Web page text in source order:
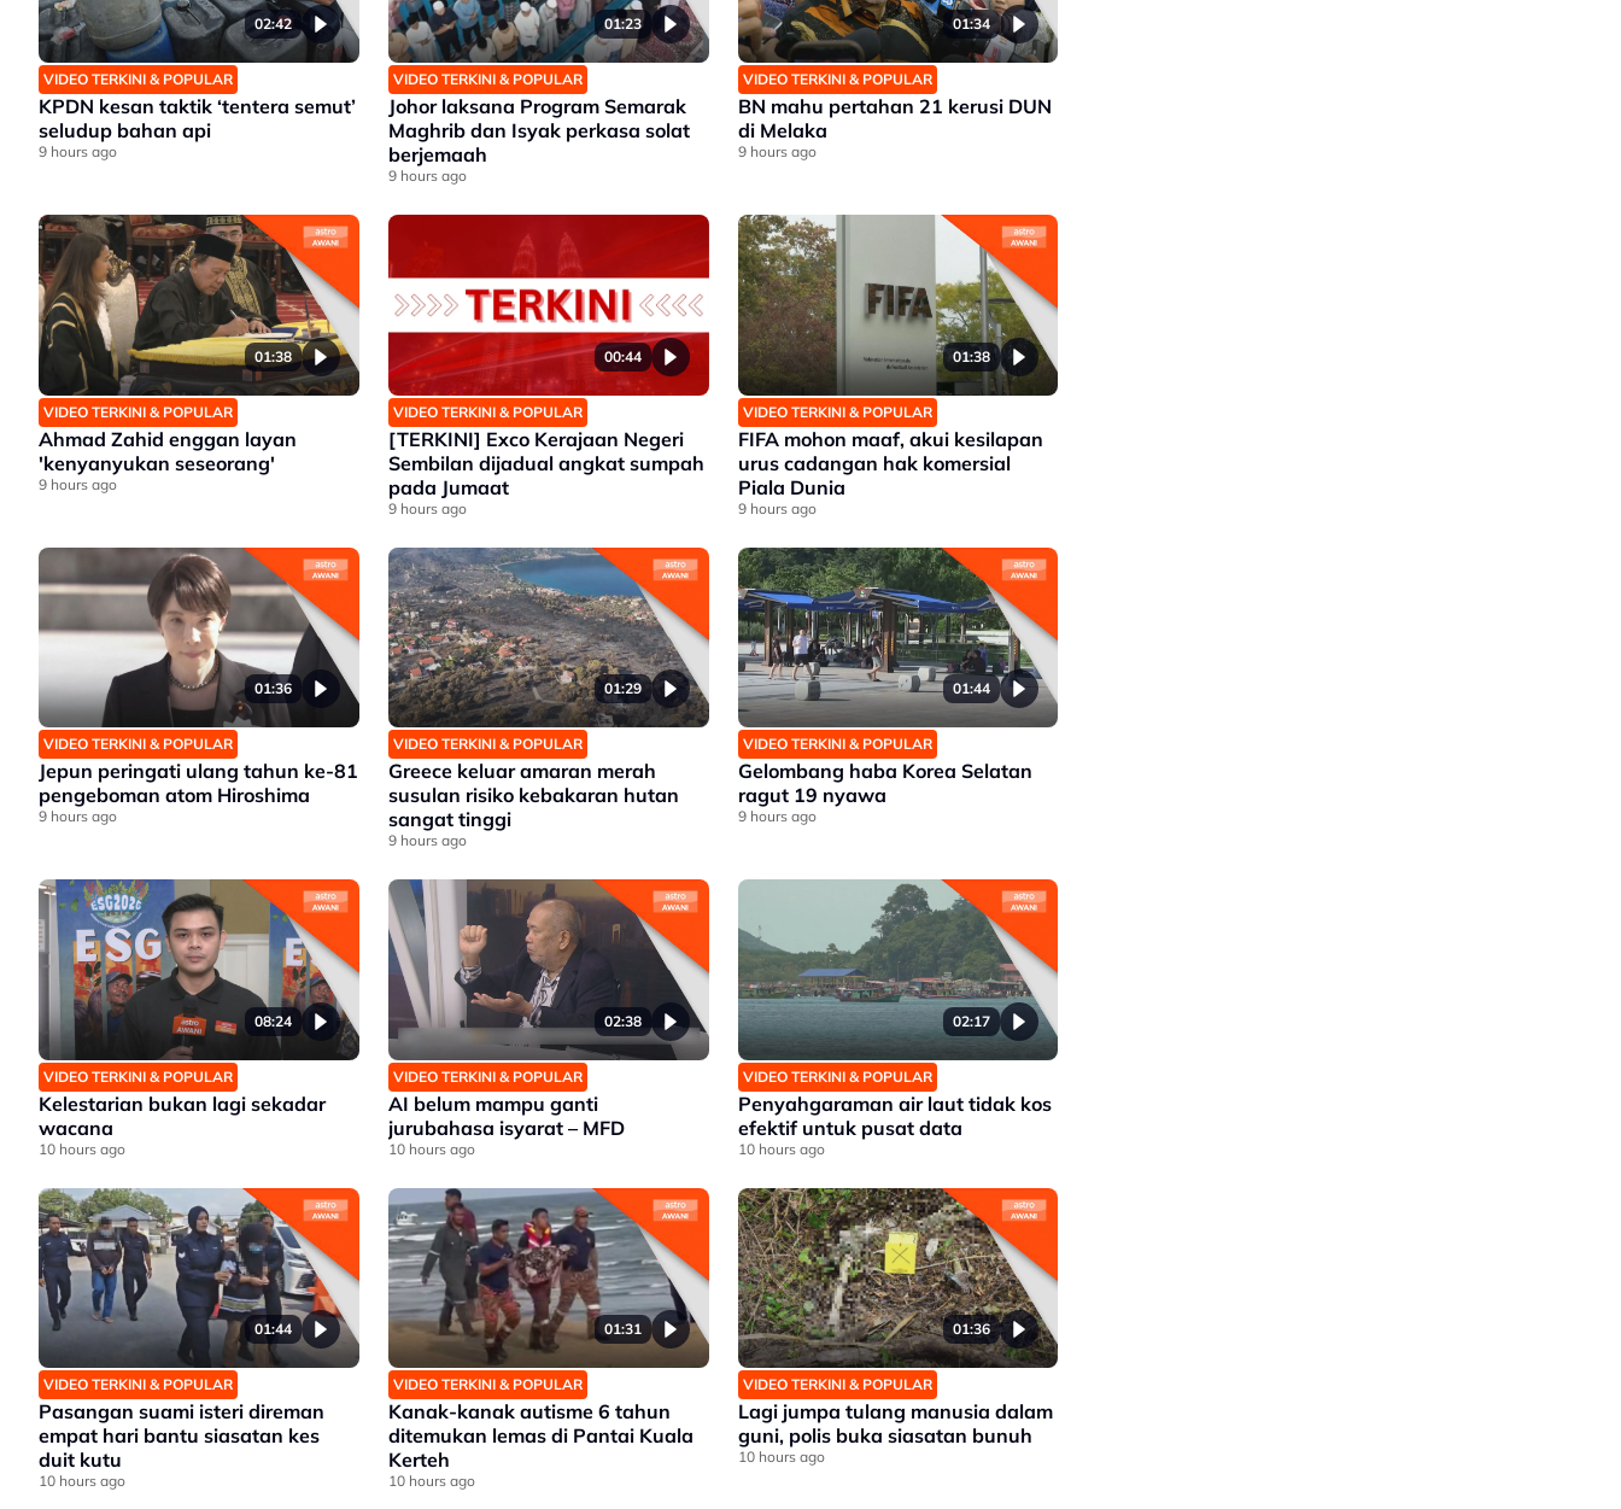
02:42
VIDEO TERKINI & POPULAR
KPDN kesan taktik ‘tentera semut’
seludup bahan api
9 hours ago
01:23
VIDEO TERKINI & POPULAR
Johor laksana Program Semarak
Maghrib dan Isyak perkasa solat
berjemaah
9 hours ago
01:34
VIDEO TERKINI & POPULAR
BN mahu pertahan 21 kerusi DUN
di Melaka
9 hours ago
01:38
VIDEO TERKINI & POPULAR
Ahmad Zahid enggan layan
'kenyanyukan seseorang'
9 hours ago
00:44
VIDEO TERKINI & POPULAR
[TERKINI] Exco Kerajaan Negeri
Sembilan dijadual angkat sumpah
pada Jumaat
9 hours ago
01:38
VIDEO TERKINI & POPULAR
FIFA mohon maaf, akui kesilapan
urus cadangan hak komersial
Piala Dunia
9 hours ago
01:36
VIDEO TERKINI & POPULAR
Jepun peringati ulang tahun ke-81
pengeboman atom Hiroshima
9 hours ago
01:29
VIDEO TERKINI & POPULAR
Greece keluar amaran merah
susulan risiko kebakaran hutan
sangat tinggi
9 hours ago
01:44
VIDEO TERKINI & POPULAR
Gelombang haba Korea Selatan
ragut 19 nyawa
9 hours ago
08:24
VIDEO TERKINI & POPULAR
Kelestarian bukan lagi sekadar
wacana
10 hours ago
02:38
VIDEO TERKINI & POPULAR
AI belum mampu ganti
jurubahasa isyarat – MFD
10 hours ago
02:17
VIDEO TERKINI & POPULAR
Penyahgaraman air laut tidak kos
efektif untuk pusat data
10 hours ago
01:44
VIDEO TERKINI & POPULAR
Pasangan suami isteri direman
empat hari bantu siasatan kes
duit kutu
10 hours ago
01:31
VIDEO TERKINI & POPULAR
Kanak-kanak autisme 6 tahun
ditemukan lemas di Pantai Kuala
Kerteh
10 hours ago
01:36
VIDEO TERKINI & POPULAR
Lagi jumpa tulang manusia dalam
guni, polis buka siasatan bunuh
10 hours ago